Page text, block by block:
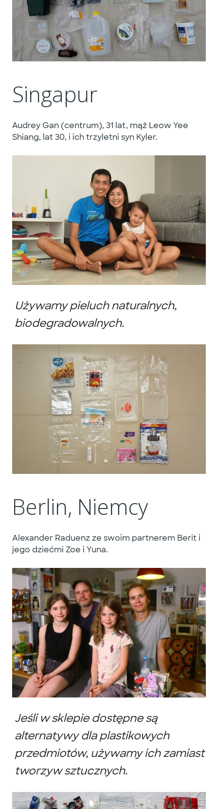
Singapur
Audrey Gan (centrum), 31 lat, mąż Leow Yee
Shiang, lat 30, i ich trzyletni syn Kyler.
Używamy pieluch naturalnych,
biodegradowalnych.
Berlin, Niemcy
Alexander Raduenz ze swoim partnerem Berit i
jego dziećmi Zoe i Yuna.
Jeśli w sklepie dostępne są
alternatywy dla plastikowych
przedmiotów, używamy ich zamiast
tworzyw sztucznych.